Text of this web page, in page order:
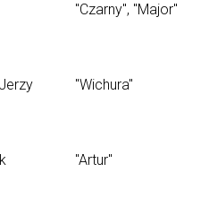
"Czarny", "Major"
"Wichura"
"Artur"